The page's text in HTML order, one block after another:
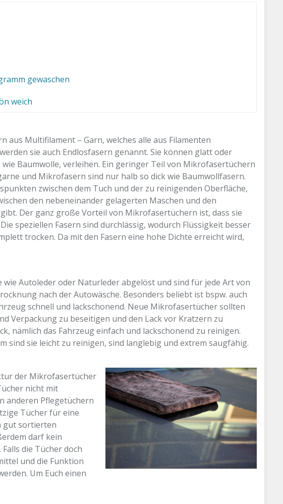
gewaschen
weich
aus Multifilament – Garn, welches alle aus Filamenten
sie auch Endlosfasern genannt. Sie können glatt oder
Baumwolle, verleihen. Ein geringer Teil von Mikrofasertüchern
und Mikrofasern sind nur halb so dick wie Baumwollfasern.
zwischen dem Tuch und der zu reinigenden Oberfläche,
den nebeneinander gelagerten Maschen und den
Der ganz große Vorteil von Mikrofasertüchern ist, dass sie
speziellen Fasern sind durchlässig, wodurch Flüssigkeit besser
trocken. Da mit den Fasern eine hohe Dichte erreicht wird,
Autoleder oder Naturleder abgelöst und sind für jede Art von
nach der Autowäsche. Besonders beliebt ist bspw. auch
schnell und lackschonend. Neue Mikrofasertücher sollten
Verpackung zu beseitigen und den Lack vor Kratzern zu
nämlich das Fahrzeug einfach und lackschonend zu reinigen.
sind sie leicht zu reinigen, sind langlebig und extrem saugfähig.
der Mikrofasertücher
nicht mit
anderen Pflegetüchern
Tücher für eine
gut sortierten
darf kein
die Tücher doch
und die Funktion
Um Euch einen